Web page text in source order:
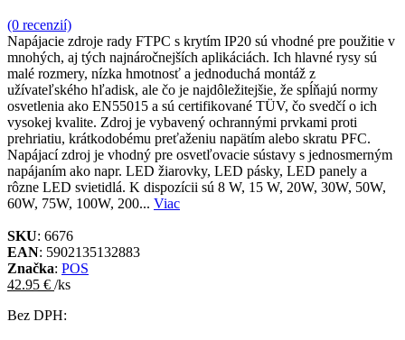
(0 recenzií)
Napájacie zdroje rady FTPC s krytím IP20 sú vhodné pre použitie v
mnohých, aj tých najnáročnejších aplikáciách. Ich hlavné rysy sú
malé rozmery, nízka hmotnosť a jednoduchá montáž z
užívateľského hľadisk, ale čo je najdôležitejšie, že spĺňajú normy
osvetlenia ako EN55015 a sú certifikované TÜV, čo svedčí o ich
vysokej kvalite. Zdroj je vybavený ochrannými prvkami proti
prehriatiu, krátkodobému preťaženiu napätím alebo skratu PFC.
Napájací zdroj je vhodný pre osvetľovacie sústavy s jednosmerným
napájaním ako napr. LED žiarovky, LED pásky, LED panely a
rôzne LED svietidlá. K dispozícii sú 8 W, 15 W, 20W, 30W, 50W,
60W, 75W, 100W, 200... Viac
SKU: 6676
EAN: 5902135132883
Značka: POS
42.95 € /ks
Bez DPH: